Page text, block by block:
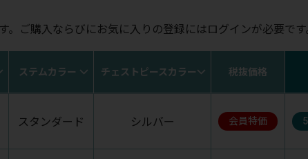
。ご購入ならびにお気に入りの登録にはログインが必要で
ステムカラー チェストピースカラー 税抜価格
スタンダード シルバー 会員特価